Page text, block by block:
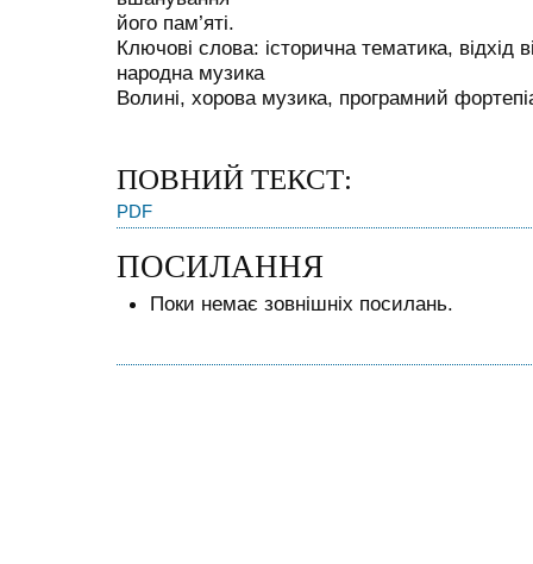
його пам’яті.
Ключові слова: історична тематика, відхід
народна музика
Волині, хорова музика, програмний
ПОВНИЙ ТЕКСТ:
PDF
ПОСИЛАННЯ
Поки немає зовнішніх посилань.